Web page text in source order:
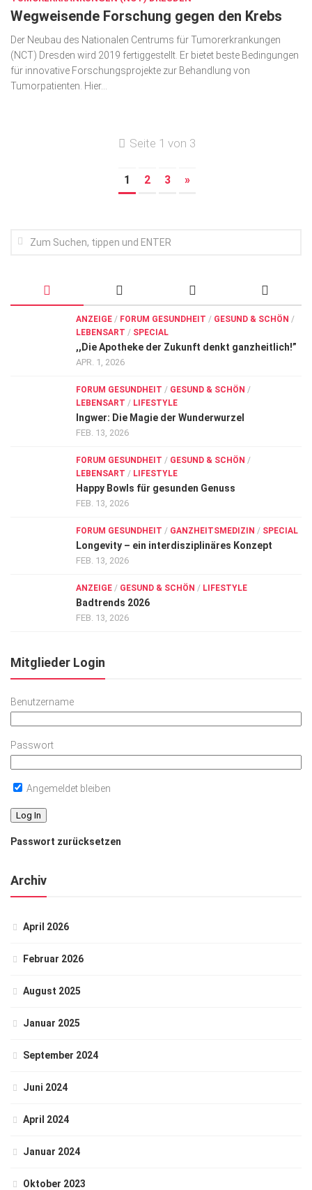
Wegweisende Forschung gegen den Krebs
Der Neubau des Nationalen Centrums für Tumorerkrankungen
(NCT) Dresden wird 2019 fertiggestellt. Er bietet beste Bedingungen
für innovative Forschungsprojekte zur Behandlung von
Tumorpatienten. Hier...
Seite 1 von 3
1 2 3 »
ANZEIGE / FORUM GESUNDHEIT / GESUND & SCHÖN /
LEBENSART / SPECIAL
,,Die Apotheke der Zukunft denkt ganzheitlich!”
APR. 1, 2026
FORUM GESUNDHEIT / GESUND & SCHÖN /
LEBENSART / LIFESTYLE
Ingwer: Die Magie der Wunderwurzel
FEB. 13, 2026
FORUM GESUNDHEIT / GESUND & SCHÖN /
LEBENSART / LIFESTYLE
Happy Bowls für gesunden Genuss
FEB. 13, 2026
FORUM GESUNDHEIT / GANZHEITSMEDIZIN / SPECIAL
Longevity – ein interdisziplinäres Konzept
FEB. 13, 2026
ANZEIGE / GESUND & SCHÖN / LIFESTYLE
Badtrends 2026
FEB. 13, 2026
Mitglieder Login
Benutzername
Passwort
Angemeldet bleiben
Passwort zurücksetzen
Archiv
April 2026
Februar 2026
August 2025
Januar 2025
September 2024
Juni 2024
April 2024
Januar 2024
Oktober 2023